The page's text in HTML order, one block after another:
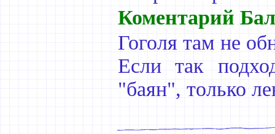
Коментарий
Гоголя там не
Если так
"баян", только